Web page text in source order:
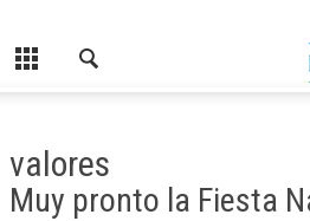
valores
Muy pronto la Fiesta